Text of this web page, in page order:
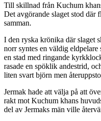
Till skillnad från Kuchum
Det avgörande slaget stod
samman.
I den ryska krönika där slaget
norr syntes en väldig
en stad med ringande
rasade en spöklik andestrid,
liten svart björn men
Jermak hade att välja på att
rakt mot Kuchum khans
del av Jermaks män ville